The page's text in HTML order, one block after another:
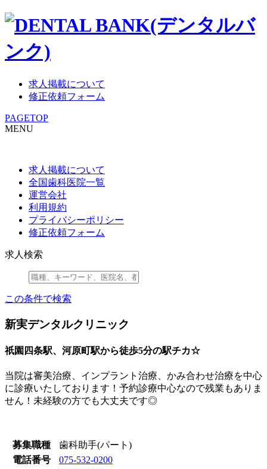
求人掲載について
修正依頼フォーム
PAGETOP
MENU
求人掲載について
全国歯科医院一覧
運営会社
利用規約
プライバシーポリシー
修正依頼フォーム
求人検索
この条件で検索
新実デンタルクリニック
祇園四条駅、河原町駅から徒歩5分の駅チカ☆
当院は審美治療、インプラント治療、かみ合わせ治療を中心
に診療いたしております！予約診療中心なので残業もありま
せん！未経験の方でも大丈夫です◎
募集職種
歯科助手(パート)
電話番号
075-532-0200